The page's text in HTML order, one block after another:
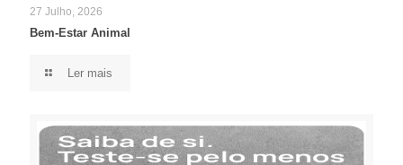
27 Julho, 2026
Bem-Estar Animal
Ler mais